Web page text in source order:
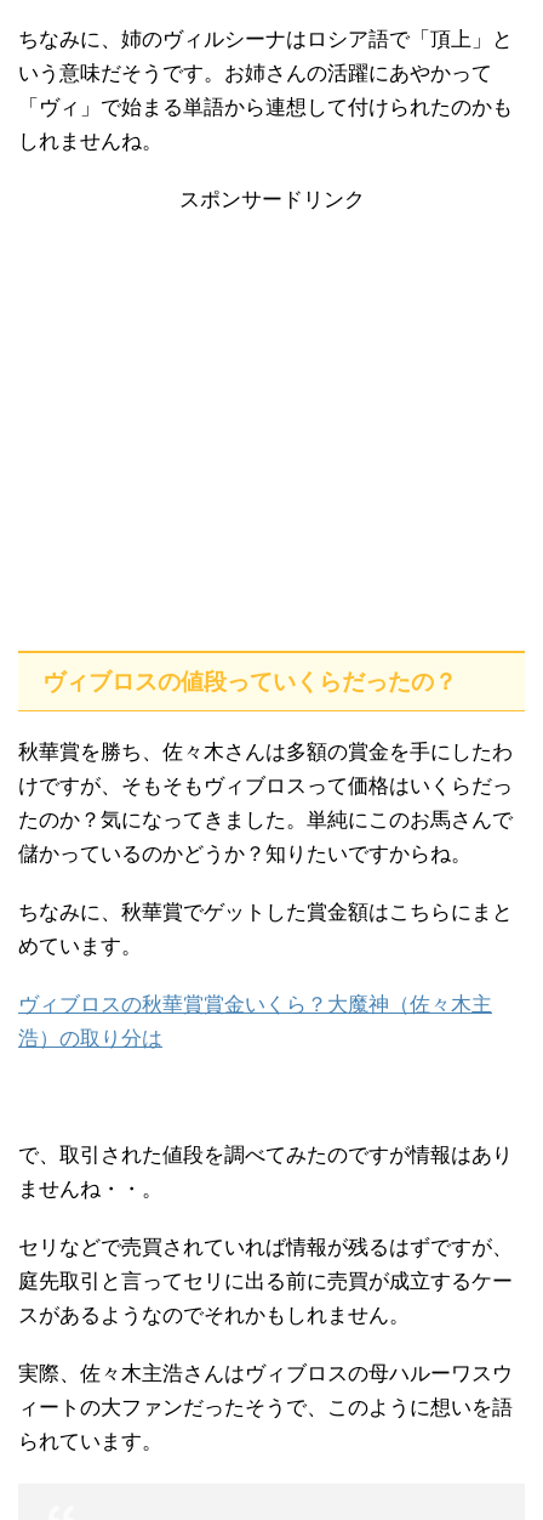
ちなみに、姉のヴィルシーナはロシア語で「頂上」と
いう意味だそうです。お姉さんの活躍にあやかって
「ヴィ」で始まる単語から連想して付けられたのかも
しれませんね。
スポンサードリンク
ヴィブロスの値段っていくらだったの？
秋華賞を勝ち、佐々木さんは多額の賞金を手にしたわ
けですが、そもそもヴィブロスって価格はいくらだっ
たのか？気になってきました。単純にこのお馬さんで
儲かっているのかどうか？知りたいですからね。
ちなみに、秋華賞でゲットした賞金額はこちらにまと
めています。
ヴィブロスの秋華賞賞金いくら？大魔神（佐々木主
浩）の取り分は
で、取引された値段を調べてみたのですが情報はあり
ませんね・・。
セリなどで売買されていれば情報が残るはずですが、
庭先取引と言ってセリに出る前に売買が成立するケー
スがあるようなのでそれかもしれません。
実際、佐々木主浩さんはヴィブロスの母ハルーワスウ
ィートの大ファンだったそうで、このように想いを語
られています。